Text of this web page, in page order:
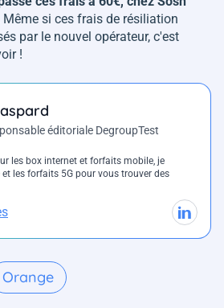
Même si ces frais de résiliation
par le nouvel opérateur, c'est
!
éditoriale DegroupTest
les box internet et forfaits mobile, je
les forfaits 5G pour vous trouver des
Orange